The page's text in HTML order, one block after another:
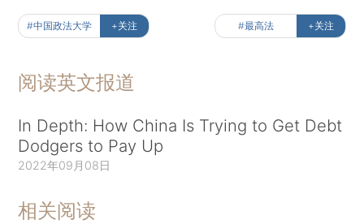
#中国政法大学 +关注 #最高法 +关注
阅读英文报道
In Depth: How China Is Trying to Get Debt
Dodgers to Pay Up
2022年09月08日
相关阅读